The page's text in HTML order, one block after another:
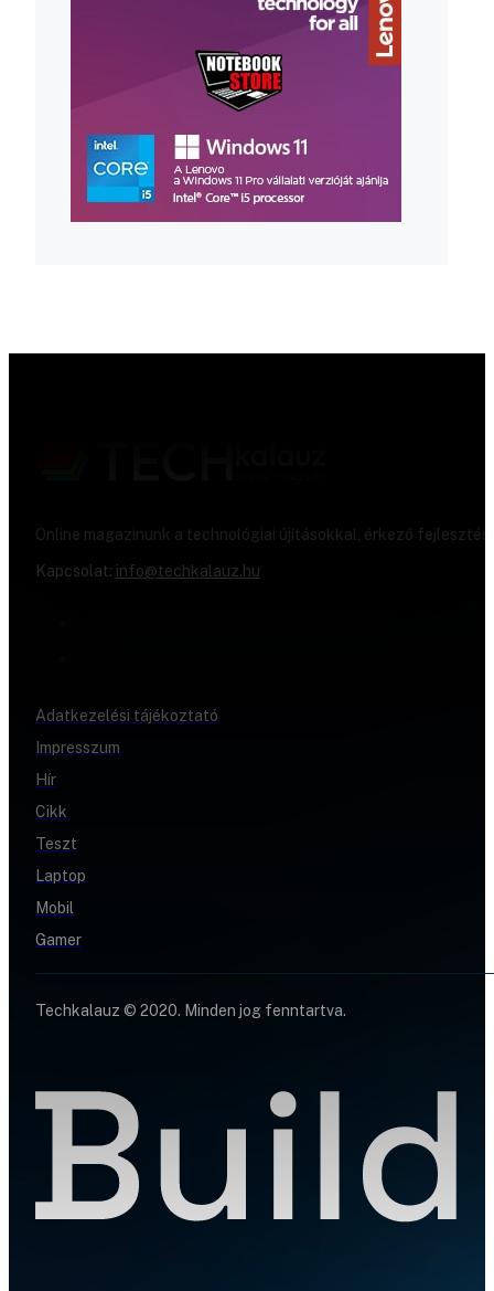
Online magazinunk a technológiai újításokkal, érkező
Kapcsolat: info@techkalauz.hu
Adatkezelési tájékoztató
Impresszum
Hír
Cikk
Teszt
Laptop
Mobil
Gamer
Techkalauz © 2020. Minden jog fenntartva.